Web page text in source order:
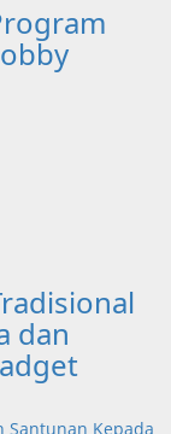
dan
Santunan Kepada